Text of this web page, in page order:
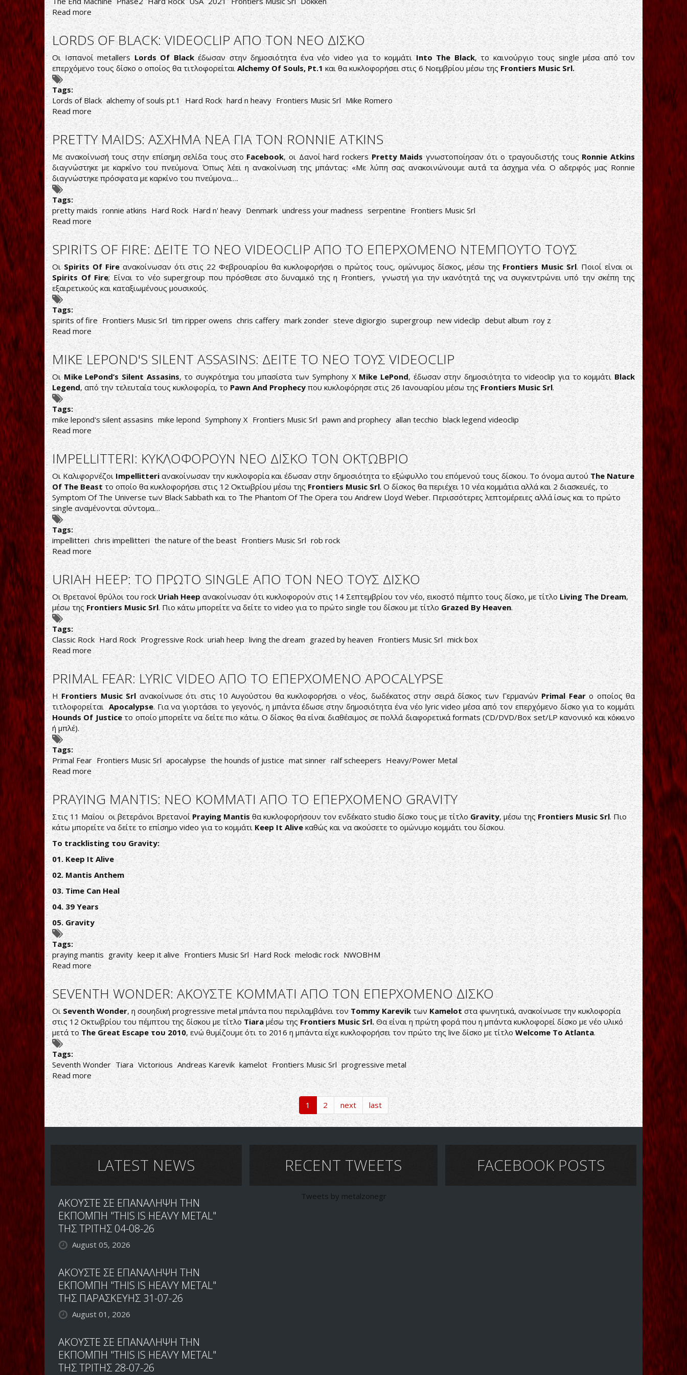
Read more about
The
End
Machine-
Phase2
LORDS OF BLACK: VIDEOCLIP ΑΠΟ ΤΟΝ ΝΕΟ ΔΙΣΚΟ
Οι Ισπανοί metallers Lords Of Blackέδωσαν στην δημοσιότητα ένα νέο video για το κομμάτιInto The Black, το καινούργιο τους single μέσα από τον
επερχόμενο τους δίσκο ο οποίος θα τιτλοφορείται Alchemy Of Souls, Pt.1 και θα κυκλοφορήσει στις 6 Νοεμβρίου μέσω της Frontiers Music Srl.
Tags:
Lords of Black alchemy of souls pt.1 Hard Rock hard n heavy Frontiers Music Srl Mike Romero
Read more about
LORDS
OF
BLACK:
VIDEOCLIP
ΑΠΟ
ΤΟΝ
ΝΕΟ
ΔΙΣΚΟ
PRETTY MAIDS: ΑΣΧΗΜΑ ΝΕΑ ΓΙΑ ΤΟΝ RONNIE ATKINS
Με ανακοίνωσή τους στην επίσημη σελίδα τους στοFacebook, οι Δανοί hard rockersPretty Maidsγνωστοποίησαν ότι ο τραγουδιστής τους Ronnie Atkins
διαγνώστηκε με καρκίνο του πνεύμονα. Όπως λέει η ανακοίνωση της μπάντας: «Με λύπη σας ανακοινώνουμε αυτά τα άσχημα νέα. Ο αδερφός μας Ronnie
διαγνώστηκε πρόσφατα με καρκίνο του πνεύμονα….
Tags:
pretty maids ronnie atkins Hard Rock Hard n' heavy Denmark undress your madness serpentine Frontiers Music Srl
Read more about
PRETTY
MAIDS:
ΑΣΧΗΜΑ
ΝΕΑ
ΓΙΑ
ΤΟΝ
RONNIE
ATKINS
SPIRITS OF FIRE: ΔΕΙΤΕ ΤΟ ΝΕΟ VIDEOCLIP ΑΠΟ ΤΟ ΕΠΕΡΧΟΜΕΝΟ ΝΤΕΜΠΟΥΤΟ ΤΟΥΣ
ΟιSpirits Of Fireανακοίνωσαν ότι στις 22 Φεβρουαρίου θα κυκλοφορήσει ο πρώτος τους, ομώνυμος δίσκος, μέσω της Frontiers Music Srl. Ποιοί είναι οι
Spirits Of Fire; Είναι το νέο supergroup που πρόσθεσε στο δυναμικό της η Frontiers, γνωστή για την ικανότητά της να συγκεντρώνει υπό την σκέπη της
εξαιρετικούς και καταξιωμένους μουσικούς.
Tags:
spirits of fire Frontiers Music Srl tim ripper owens chris caffery mark zonder steve digiorgio supergroup new videclip debut album roy z
Read more about
SPIRITS
OF
FIRE:
ΔΕΙΤΕ
ΤΟ
ΝΕΟ
VIDEOCLIP
ΑΠΟ
ΤΟ
ΕΠΕΡΧΟΜΕΝΟ
ΝΤΕΜΠΟΥΤΟ
ΤΟΥΣ
MIKE LEPOND'S SILENT ASSASINS: ΔΕΙΤΕ ΤΟ ΝΕΟ ΤΟΥΣ VIDEOCLIP
ΟιMike LePond’s Silent Assasins, το συγκρότημα του μπασίστα των Symphony XMike LePond, έδωσαν στην δημοσιότητα το videoclip για το κομμάτιBlack
Legend, από την τελευταία τους κυκλοφορία, το Pawn And Prophecyπου κυκλοφόρησε στις 26 Ιανουαρίου μέσω τηςFrontiers Music Srl.
Tags:
mike lepond's silent assasins mike lepond Symphony X Frontiers Music Srl pawn and prophecy allan tecchio black legend videoclip
Read more about
MIKE
LEPOND'S
SILENT
ASSASINS:
ΔΕΙΤΕ
ΤΟ
ΝΕΟ
ΤΟΥΣ
VIDEOCLIP
IMPELLITTERI: ΚΥΚΛΟΦΟΡΟΥΝ ΝΕΟ ΔΙΣΚΟ ΤΟΝ ΟΚΤΩΒΡΙΟ
Οι ΚαλιφορνέζοιImpellitteriανακοίνωσαν την κυκλοφορία και έδωσαν στην δημοσιότητα το εξώφυλλο του επόμενού τους δίσκου. Το όνομα αυτούThe Nature
Of The Beast το οποίο θα κυκλοφορήσει στις 12 Οκτωβρίου μέσω της Frontiers Music Srl. Ο δίσκος θα περιέχει 10 νέα κομμάτια αλλά και 2 διασκευές, το
Symptom Of The Universe των Black Sabbath και το The Phantom Of The Opera του Andrew Lloyd Weber. Περισσότερες λεπτομέρειες αλλά ίσως και το πρώτο
single αναμένονται σύντομα…
Tags:
impellitteri chris impellitteri the nature of the beast Frontiers Music Srl rob rock
Read more about
IMPELLITTERI:
ΚΥΚΛΟΦΟΡΟΥΝ
ΝΕΟ
ΔΙΣΚΟ
ΤΟΝ
ΟΚΤΩΒΡΙΟ
URIAH HEEP: ΤΟ ΠΡΩΤΟ SINGLE ΑΠΟ ΤΟΝ ΝΕΟ ΤΟΥΣ ΔΙΣΚΟ
Οι Βρετανοί θρύλοι του rockUriah Heep ανακοίνωσαν ότι κυκλοφορούν στις 14 Σεπτεμβρίου τον νέο, εικοστό πέμπτο τους δίσκο, με τίτλο Living The Dream,
μέσω τηςFrontiers Music Srl. Πιο κάτω μπορείτε να δείτε το video για το πρώτο single του δίσκου με τίτλο Grazed By Heaven.
Tags:
Classic Rock Hard Rock Progressive Rock uriah heep living the dream grazed by heaven Frontiers Music Srl mick box
Read more about
URIAH
HEEP:
ΤΟ
ΠΡΩΤΟ
SINGLE
ΑΠΟ
ΤΟΝ
ΝΕΟ
ΤΟΥΣ
ΔΙΣΚΟ
PRIMAL FEAR: LYRIC VIDEO ΑΠΟ ΤΟ ΕΠΕΡΧΟΜΕΝΟ APOCALYPSE
Η Frontiers Music Srlανακοίνωσε ότι στις 10 Αυγούστου θα κυκλοφορήσει ο νέος, δωδέκατος στην σειρά δίσκος των Γερμανών Primal Fearο οποίος θα
τιτλοφορείται Apocalypse. Για να γιορτάσει το γεγονός, η μπάντα έδωσε στην δημοσιότητα ένα νέο lyric video μέσα από τον επερχόμενο δίσκο για το κομμάτι
Hounds Of Justiceτο οποίο μπορείτε να δείτε πιο κάτω. Ο δίσκος θα είναι διαθέσιμος σε πολλά διαφορετικά formats (CD/DVD/Box set/LP κανονικό και κόκκινο
ή μπλέ).
Tags:
Primal Fear Frontiers Music Srl apocalypse the hounds of justice mat sinner ralf scheepers Heavy/Power Metal
Read more about
PRIMAL
FEAR:
LYRIC
VIDEO
ΑΠΟ
ΤΟ
ΕΠΕΡΧΟΜΕΝΟ
APOCALYPSE
PRAYING MANTIS: ΝΕΟ ΚΟΜΜΑΤΙ ΑΠΟ ΤΟ ΕΠΕΡΧΟΜΕΝΟ GRAVITY
Στις 11 Μαΐου οι βετεράνοι Βρετανοί Praying Mantis θα κυκλοφορήσουν τον ενδέκατο studio δίσκο τους με τίτλοGravity, μέσω της Frontiers Music Srl. Πιο
κάτω μπορείτε να δείτε το επίσημο video για το κομμάτι Keep It Aliveκαθώς και να ακούσετε το ομώνυμο κομμάτι του δίσκου.
Το tracklisting του Gravity:
01. Keep It Alive
02. Mantis Anthem
03. Time Can Heal
04. 39 Years
05. Gravity
Tags:
praying mantis gravity keep it alive Frontiers Music Srl Hard Rock melodic rock NWOBHM
Read more about
PRAYING
MANTIS:
ΝΕΟ
ΚΟΜΜΑΤΙ
ΑΠΟ
ΤΟ
ΕΠΕΡΧΟΜΕΝΟ
GRAVITY
SEVENTH WONDER: ΑΚΟΥΣΤΕ ΚΟΜΜΑΤΙ ΑΠΟ ΤΟΝ ΕΠΕΡΧΟΜΕΝΟ ΔΙΣΚΟ
Οι Seventh Wonder, η σουηδική progressive metal μπάντα που περιλαμβάνει τονTommy Karevikτων Kamelot στα φωνητικά, ανακοίνωσε την κυκλοφορία
στις 12 Οκτωβρίου του πέμπτου της δίσκου με τίτλο Tiaraμέσω της Frontiers Music Srl. Θα είναι η πρώτη φορά που η μπάντα κυκλοφορεί δίσκο με νέο υλικό
μετά το The Great Escape του 2010, ενώ θυμίζουμε ότι το 2016 η μπάντα είχε κυκλοφορήσει τον πρώτο της live δίσκο με τίτλοWelcome To Atlanta.
Tags:
Seventh Wonder Tiara Victorious Andreas Karevik kamelot Frontiers Music Srl progressive metal
Read more about
SEVENTH
WONDER:
ΑΚΟΥΣΤΕ
ΚΟΜΜΑΤΙ
ΑΠΟ
ΔΙΣΚΟ
1 2 next last
LATEST NEWS
ΑΚΟΥΣΤΕ ΣΕ ΕΠΑΝΑΛΗΨΗ ΤΗΝ
ΕΚΠΟΜΠΗ "THIS IS HEAVY METAL"
ΤΗΣ ΤΡΙΤΗΣ 04-08-26
August 05, 2026
ΑΚΟΥΣΤΕ ΣΕ ΕΠΑΝΑΛΗΨΗ ΤΗΝ
ΕΚΠΟΜΠΗ "THIS IS HEAVY METAL"
ΤΗΣ ΠΑΡΑΣΚΕΥΗΣ 31-07-26
August 01, 2026
ΑΚΟΥΣΤΕ ΣΕ ΕΠΑΝΑΛΗΨΗ ΤΗΝ
ΕΚΠΟΜΠΗ "THIS IS HEAVY METAL"
ΤΗΣ ΤΡΙΤΗΣ 28-07-26
RECENT TWEETS
Tweets by metalzonegr
FACEBOOK POSTS